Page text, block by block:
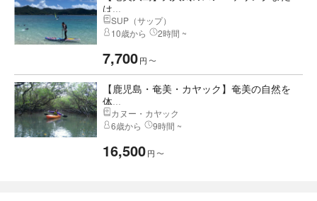
は...
SUP（サップ）
10歳から
2時間 ~
7,700円 〜
【鹿児島・奄美・カヤック】奄美の自然を
体...
カヌー・カヤック
6歳から
9時間 ~
16,500円 〜